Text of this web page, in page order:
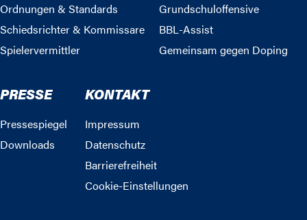
Ordnungen & Standards
Schiedsrichter & Kommissare
Spielervermittler
Grundschuloffensive
BBL-Assist
Gemeinsam gegen Doping
PRESSE
Pressespiegel
Downloads
KONTAKT
Impressum
Datenschutz
Barrierefreiheit
Cookie-Einstellungen